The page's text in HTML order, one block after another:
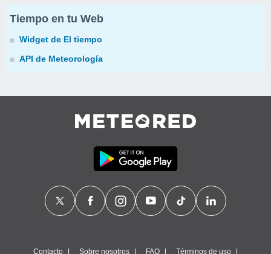
Tiempo en tu Web
Widget de El tiempo
API de Meteorología
Contacto Sobre nosotros FAQ Términos de uso